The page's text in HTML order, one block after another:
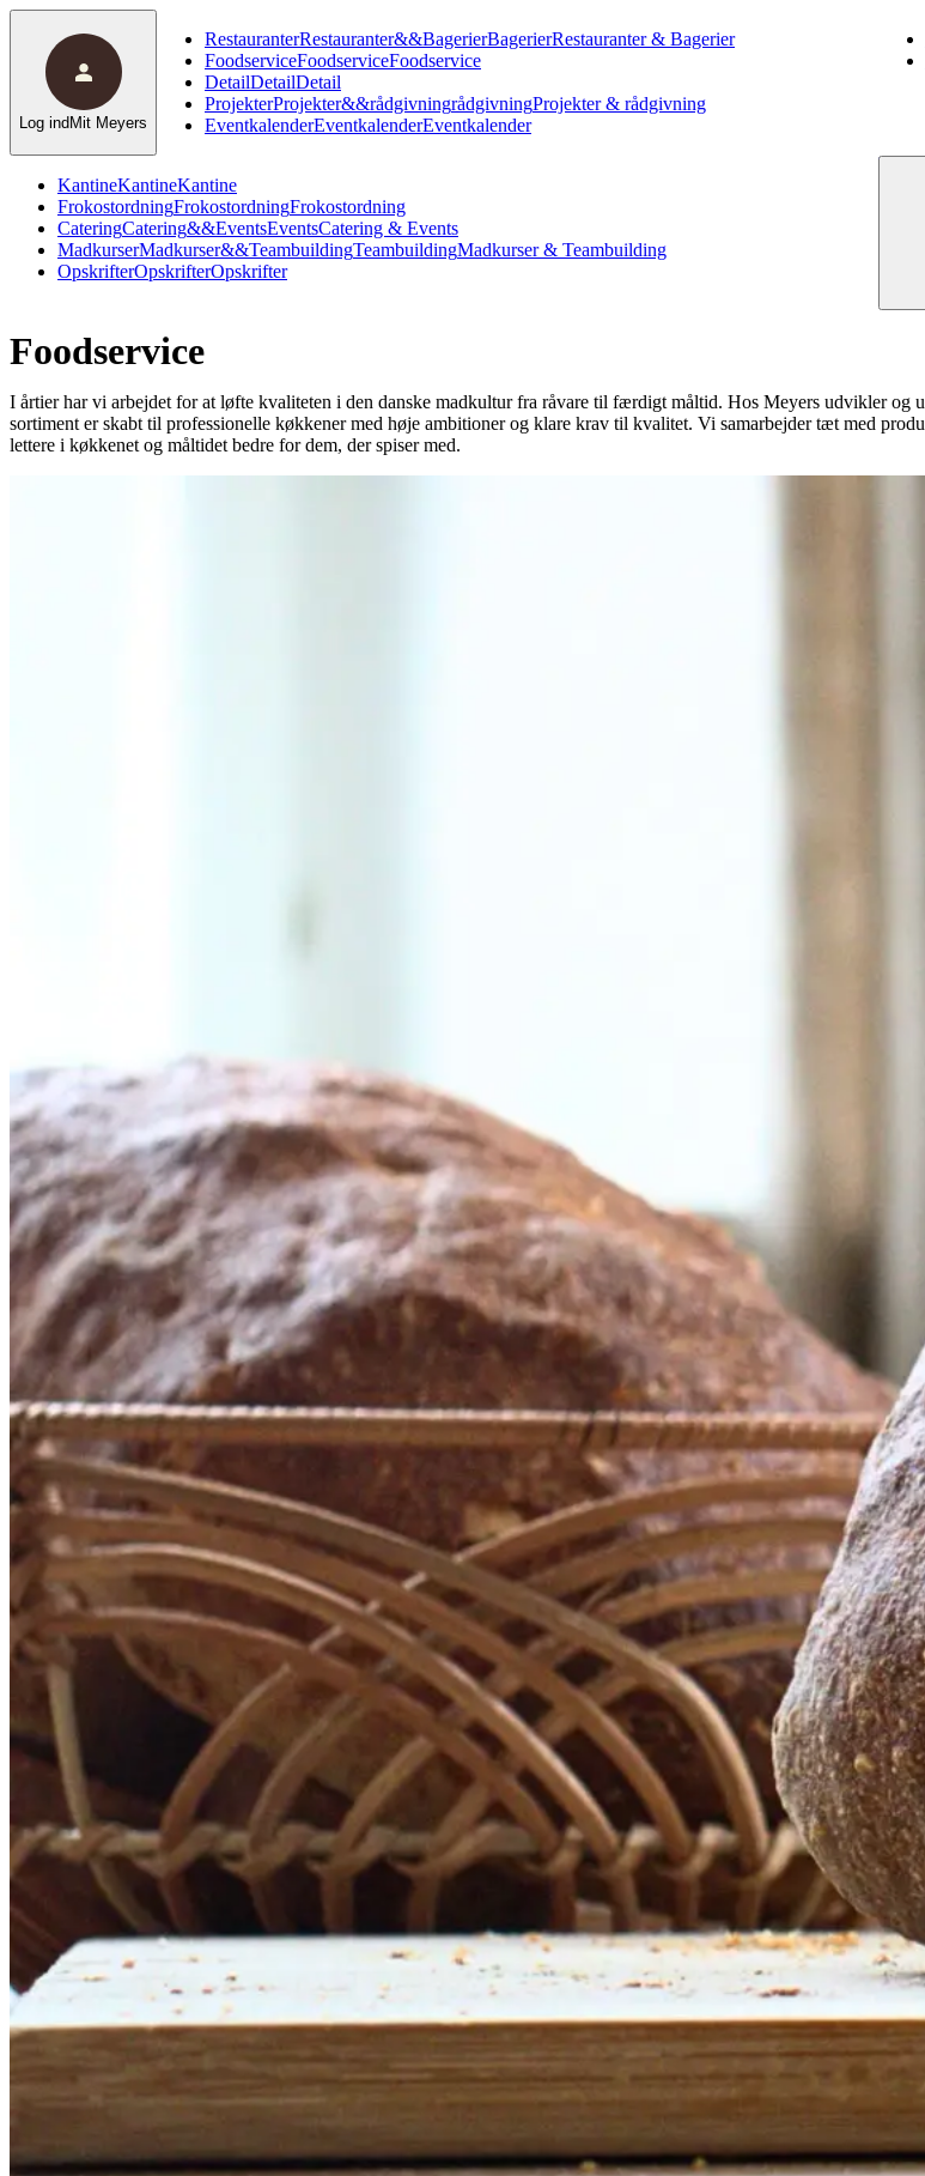
KantineKantineKantine
FrokostordningFrokostordningFrokostordning
CateringCatering&&EventsEventsCatering & Events
MadkurserMadkurser&&TeambuildingTeambuildingMadkurser & Teambuilding
OpskrifterOpskrifterOpskrifter
RestauranterRestauranter&&BagerierBagerierRestauranter & Bagerier
FoodserviceFoodserviceFoodservice
DetailDetailDetail
ProjekterProjekter&&rådgivningrådgivningProjekter & rådgivning
EventkalenderEventkalenderEventkalender
Log ind Mit Meyers
Foodservice
I årtier har vi arbejdet for at løfte kvaliteten i den danske madkultur fra råvare til færdigt måltid. Hos Meyers udvikler
sortiment er skabt til professionelle køkkener med høje ambitioner og klare krav til kvalitet. Vi samarbejder tæt med
lettere i køkkenet og måltidet bedre for dem, der spiser med.